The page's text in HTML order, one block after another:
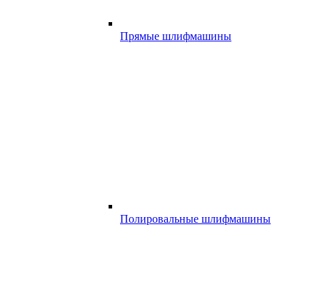
Прямые шлифмашины
Полировальные шлифмашины